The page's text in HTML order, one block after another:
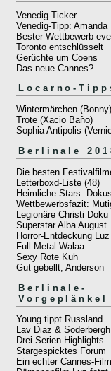
Venedig-Ticker
Venedig-Tipp: Amanda
Bester Wettbewerb
Toronto entschlüsselt
Gerüchte um Coens
Das neue Cannes?
Locarno-
Wintermärchen (Bonny)
Trote (Xacio Baño)
Sophia Antipolis
Berlinale
Die besten
Letterboxd-Liste (48)
Heimliche Stars: Dokus
Wettbewerbsfazit:
Legionäre Christi Doku
Superstar Alba August
Horror-Entdeckung Luz
Full Metal Walaa
Sexy Rote Kuh
Gut gebellt, Anderson
Berlinale-
Vorgeplänkel
Young tippt Russland
Lav Diaz & Soderbergh
Drei Serien-Highlights
Stargespicktes Forum
Ein echter Cannes-Film